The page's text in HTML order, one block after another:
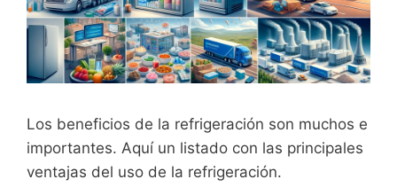
Los beneficios de la refrigeración son muchos e
importantes. Aquí un listado con las principales
ventajas del uso de la refrigeración.